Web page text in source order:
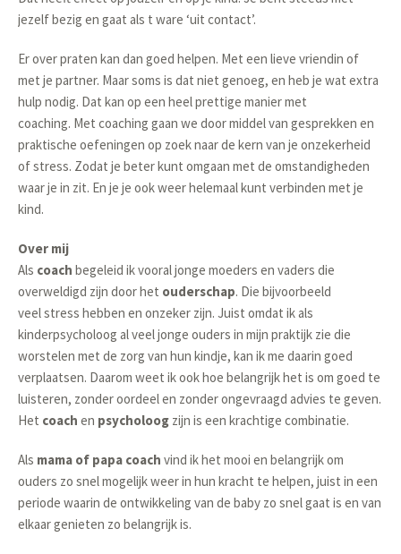
jezelf bezig en gaat als t ware ‘uit contact’.
Er over praten kan dan goed helpen. Met een lieve vriendin of
met je partner. Maar soms is dat niet genoeg, en heb je wat extra
hulp nodig. Dat kan op een heel prettige manier met
coaching. Met coaching gaan we door middel van gesprekken en
praktische oefeningen op zoek naar de kern van je onzekerheid
of stress. Zodat je beter kunt omgaan met de omstandigheden
waar je in zit. En je je ook weer helemaal kunt verbinden met je
kind.
Over mij
Als coach begeleid ik vooral jonge moeders en vaders die
overweldigd zijn door het ouderschap. Die bijvoorbeeld
veel stress hebben en onzeker zijn. Juist omdat ik als
kinderpsycholoog al veel jonge ouders in mijn praktijk zie die
worstelen met de zorg van hun kindje, kan ik me daarin goed
verplaatsen. Daarom weet ik ook hoe belangrijk het is om goed te
luisteren, zonder oordeel en zonder ongevraagd advies te geven.
Het coach en psycholoog zijn is een krachtige combinatie.
Als mama of papa coach vind ik het mooi en belangrijk om
ouders zo snel mogelijk weer in hun kracht te helpen, juist in een
periode waarin de ontwikkeling van de baby zo snel gaat is en van
elkaar genieten zo belangrijk is.